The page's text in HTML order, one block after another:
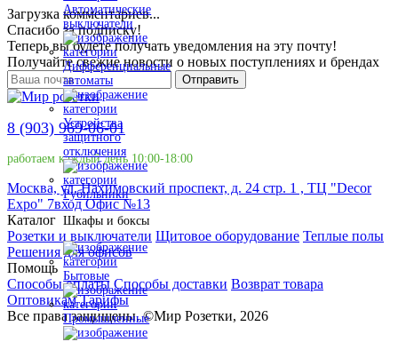
Автоматические
выключатели
Дифференциальные
автоматы
Устройства
защитного
отключения
Рубильники
Шкафы и боксы
Бытовые
Промышленные
Загрузка комментариев...
Спасибо за подписку!
Теперь вы будете получать уведомления на эту почту!
Получайте свежие новости о новых поступлениях и брендах
Отправить
8 (903) 969-06-01
работаем каждый день 10:00-18:00
Москва, ул. Нахимовский проспект, д. 24 стр. 1 , ТЦ "Decor
Expo" 7вход Офис №13
Каталог
Розетки и выключатели Щитовое оборудование Теплые полы
Решения для офисов
Помощь
Способы оплаты Способы доставки Возврат товара
Оптовикам Тарифы
Все права защищены.©Мир Розетки, 2026